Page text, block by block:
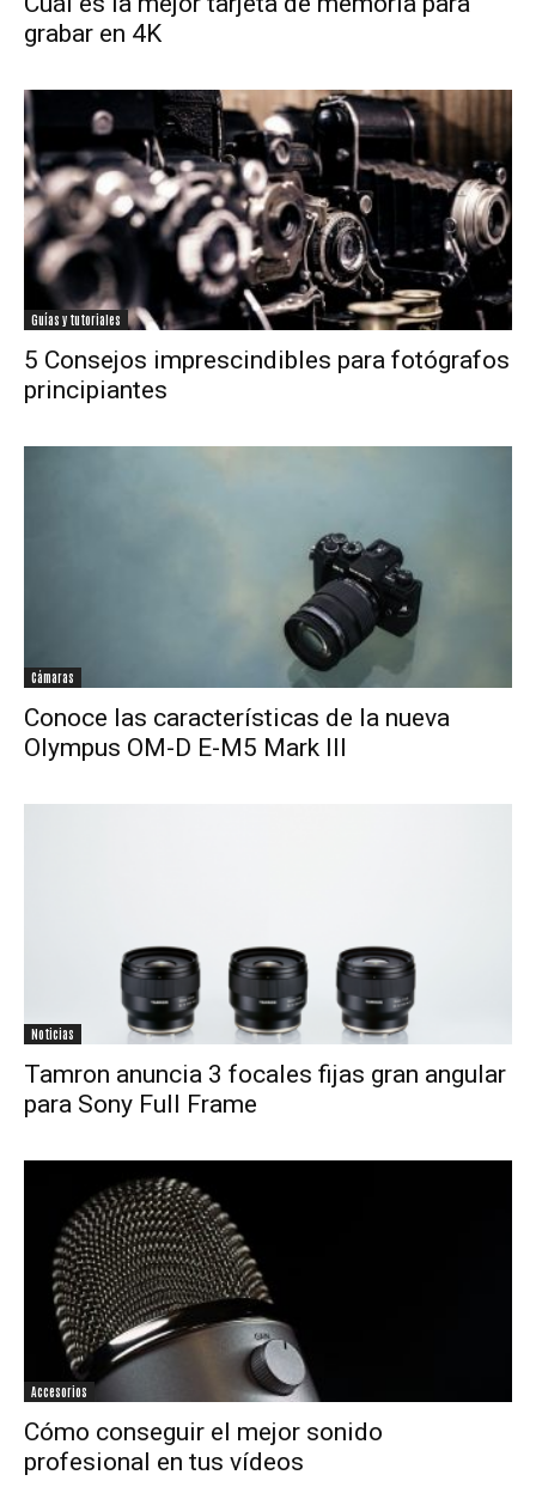
grabar en 4K
Guías y tutoriales
5 Consejos imprescindibles para fotógrafos
principiantes
Cámaras
Conoce las características de la nueva
Olympus OM-D E-M5 Mark III
Noticias
Tamron anuncia 3 focales fijas gran angular
para Sony Full Frame
Accesorios
Cómo conseguir el mejor sonido
profesional en tus vídeos